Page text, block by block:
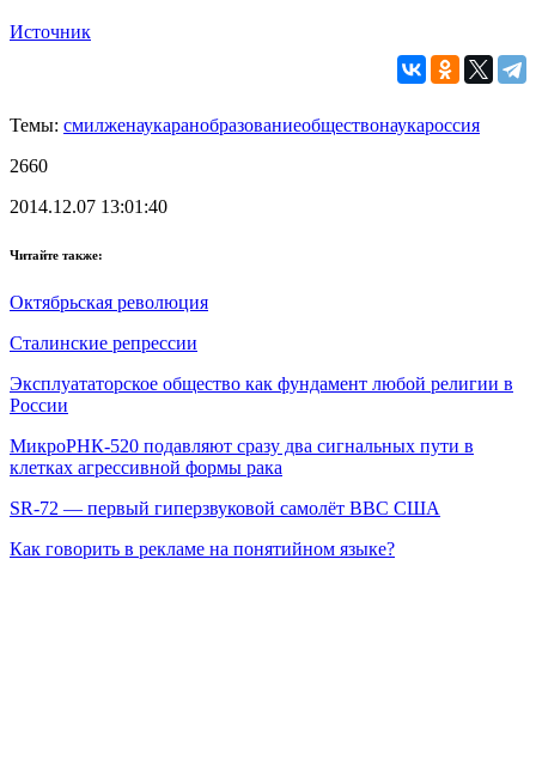
Источник
Темы: смилженаукаранобразованиеобществонаукароссия
2660
2014.12.07 13:01:40
Читайте также:
Октябрьская революция
Сталинские репрессии
Эксплуататорское общество как фундамент любой религии в
России
МикроРНК-520 подавляют сразу два сигнальных пути в
клетках агрессивной формы рака
SR-72 — первый гиперзвуковой самолёт ВВС США
Как говорить в рекламе на понятийном языке?